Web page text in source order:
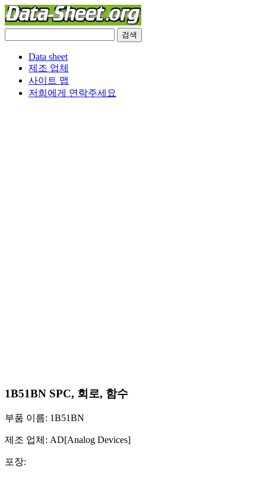
Data sheet
제조 업체
사이트 맵
저희에게 연락주세요
1B51BN SPC, 회로, 함수
부품 이름: 1B51BN
제조 업체: AD[Analog Devices]
포장: